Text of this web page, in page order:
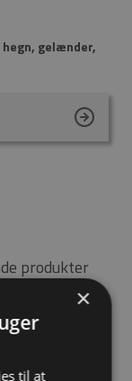
gelænder,
produkter
×
til at